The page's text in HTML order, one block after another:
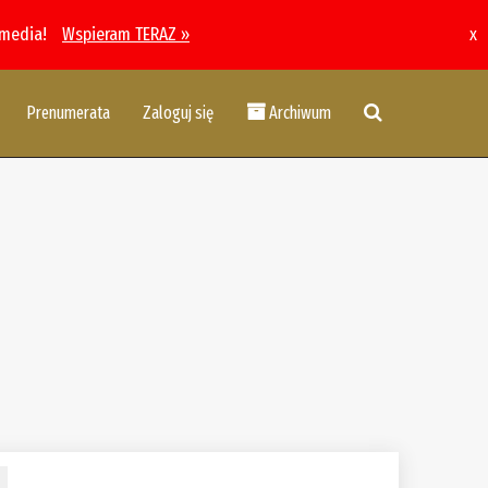
Wspieram TERAZ » x
Prenumerata Zaloguj się Archiwum